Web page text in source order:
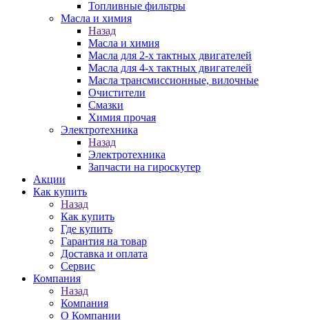
Топливные фильтры
Масла и химия
Назад
Масла и химия
Масла для 2-х тактных двигателей
Масла для 4-х тактных двигателей
Масла трансмиссионные, вилочные
Очистители
Смазки
Химия прочая
Электротехника
Назад
Электротехника
Запчасти на гироскутер
Акции
Как купить
Назад
Как купить
Где купить
Гарантия на товар
Доставка и оплата
Сервис
Компания
Назад
Компания
О Компании